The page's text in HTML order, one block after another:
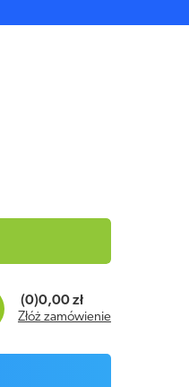
(0)0,00 zł
Złóż zamówienie